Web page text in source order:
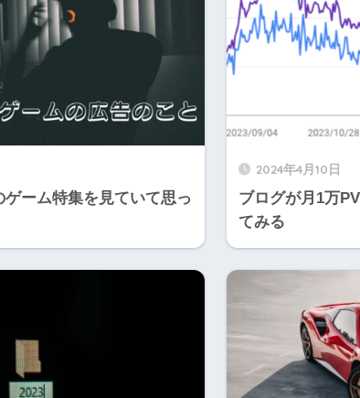
ーム特集を見ていて思っ
2024年4月10日
ブログが月1万
てみる